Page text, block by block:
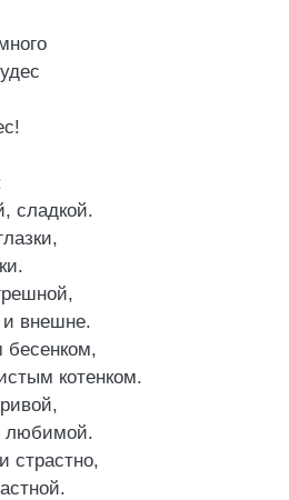
сладкой.
внешне.
котенком.
любимой.
страстно,